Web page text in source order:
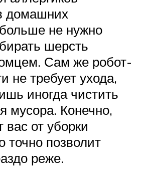
домашних
не нужно
шерсть
Сам же робот-
не требует ухода,
иногда чистить
мусора. Конечно,
вас от уборки
точно позволит
реже.